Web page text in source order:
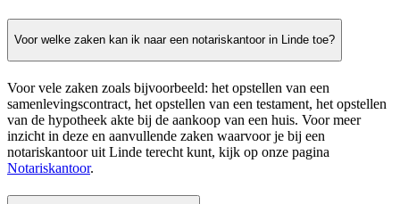
Voor welke zaken kan ik naar een notariskantoor in Linde toe?
Voor vele zaken zoals bijvoorbeeld: het opstellen van een
samenlevingscontract, het opstellen van een testament, het opstellen
van de hypotheek akte bij de aankoop van een huis. Voor meer
inzicht in deze en aanvullende zaken waarvoor je bij een
notariskantoor uit Linde terecht kunt, kijk op onze pagina
Notariskantoor.